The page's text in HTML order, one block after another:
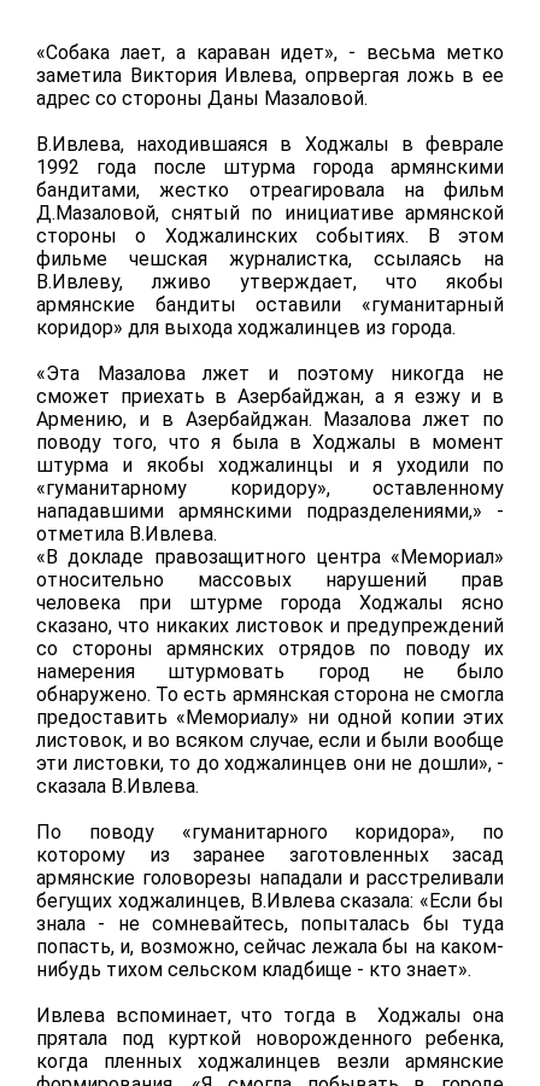
«Собака лает, а караван идет», - весьма метко
заметила Виктория Ивлева, опрвергая ложь в ее
адрес со стороны Даны Мазаловой.
В.Ивлева, находившаяся в Ходжалы в феврале
1992 года после штурма города армянскими
бандитами, жестко отреагировала на фильм
Д.Мазаловой, снятый по инициативе армянской
стороны о Ходжалинских событиях. В этом
фильме чешская журналистка, ссылаясь на
В.Ивлеву,лживо утверждает, что якобы
армянские бандиты оставили «гуманитарный
коридор» для выхода ходжалинцев из города.
«Эта Мазалова лжет и поэтому никогда не
сможет приехать в Азербайджан, а я езжу и в
Армению, и в Азербайджан. Мазалова лжет по
поводу того, что я была в Ходжалы в момент
штурма и якобы ходжалинцы и я уходили по
«гуманитарному коридору», оставленному
нападавшими армянскими подразделениями,» -
отметила В.Ивлева.
«В докладе правозащитного центра «Мемориал»
относительно массовых нарушений прав
человека при штурме города Ходжалы ясно
сказано, что никаких листовок и предупреждений
со стороны армянских отрядов по поводу их
намерения штурмовать город не было
обнаружено. То есть армянская сторона не смогла
предоставить «Мемориалу» ни одной копии этих
листовок, и во всяком случае, если и были вообще
эти листовки, то до ходжалинцев они не дошли», -
сказала В.Ивлева.
По поводу «гуманитарного коридора», по
которому из заранее заготовленных засад
армянские головорезы нападали и расстреливали
бегущих ходжалинцев, В.Ивлева сказала: «Если бы
знала - не сомневайтесь, попыталась бы туда
попасть, и, возможно, сейчас лежала бы на каком-
нибудь тихом сельском кладбище - кто знает».
Ивлева вспоминает, что тогда в Ходжалы она
прятала под курткой новорожденного ребенка,
когда пленных ходжалинцев везли армянские